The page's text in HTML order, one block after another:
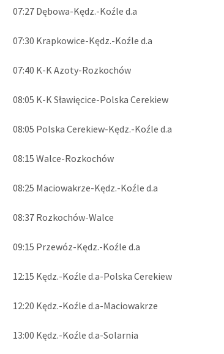
07:27 Dębowa-Kędz.-Koźle d.a
07:30 Krapkowice-Kędz.-Koźle d.a
07:40 K-K Azoty-Rozkochów
08:05 K-K Sławięcice-Polska Cerekiew
08:05 Polska Cerekiew-Kędz.-Koźle d.a
08:15 Walce-Rozkochów
08:25 Maciowakrze-Kędz.-Koźle d.a
08:37 Rozkochów-Walce
09:15 Przewóz-Kędz.-Koźle d.a
12:15 Kędz.-Koźle d.a-Polska Cerekiew
12:20 Kędz.-Koźle d.a-Maciowakrze
13:00 Kędz.-Koźle d.a-Solarnia